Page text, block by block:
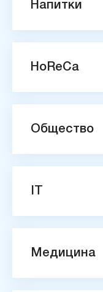
Напитки
HoReCa
Общество
Медицина